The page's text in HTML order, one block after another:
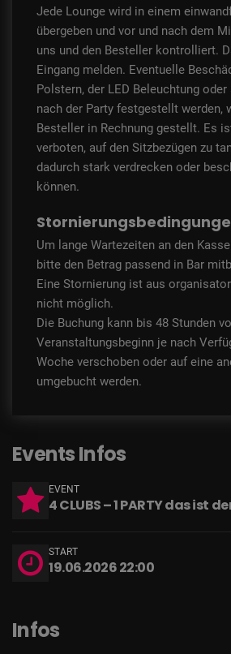
Jede Lounge wird in einem
übergeben und vor und nach dem
uns und den Besteller kontrolliert.
Eingang melden. Eventuelle
Polstern, der LED Beleuchtung
nach der Party festgestellt werden,
Besteller in Rechnung gestellt. Es
verboten, auf den Sitzbezügen zu
dadurch stark verdrecken oder
können.
Um lange Wartezeiten an den
bitte den Betrag passend in Bar
Eine Stornierung ist aus
nicht möglich.
Die Buchung kann bis 48 Stunden
Veranstaltungsbeginn je nach
Woche verschoben oder auf eine
umgebucht werden.
Events Infos
EVENT
4 CLUBS – 1 PARTY das ist
START
19.06.2026 22:00
Infos